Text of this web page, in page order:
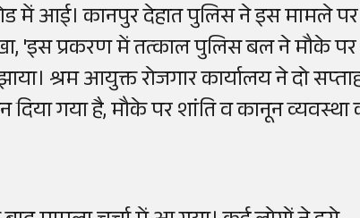
में आई। कानपुर देहात पुलिस ने इस मामले पर
'इस प्रकरण में तत्काल पुलिस बल ने मौके पर
श्रम आयुक्त रोजगार कार्यालय ने दो
गया है, मौके पर शांति व कानून व्यवस्था